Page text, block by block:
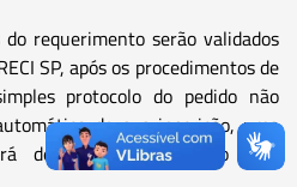
requerimento serão validados
SP, após os procedimentos de
protocolo do pedido não
de sua inscrição, uma
devidamente instruído pelo